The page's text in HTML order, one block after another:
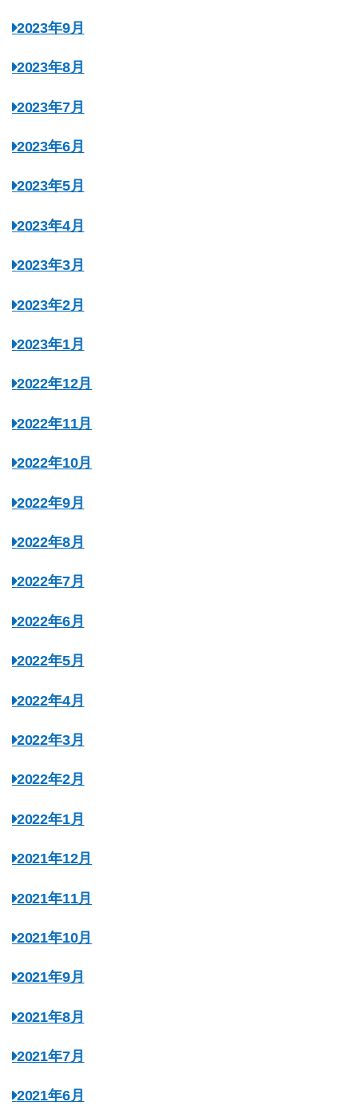
2023年9月
2023年8月
2023年7月
2023年6月
2023年5月
2023年4月
2023年3月
2023年2月
2023年1月
2022年12月
2022年11月
2022年10月
2022年9月
2022年8月
2022年7月
2022年6月
2022年5月
2022年4月
2022年3月
2022年2月
2022年1月
2021年12月
2021年11月
2021年10月
2021年9月
2021年8月
2021年7月
2021年6月